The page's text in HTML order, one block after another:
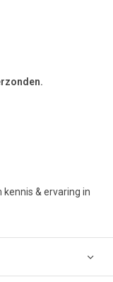
& ervaring in